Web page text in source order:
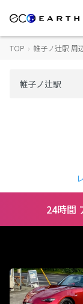
TOP › 帷子ノ辻駅 周
24時間